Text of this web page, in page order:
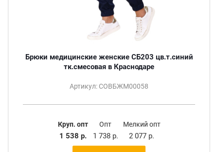
Брюки медицинские женские СБ203 цв.т.синий
тк.смесовая в Краснодаре
Артикул: СОВБЖМ00058
Круп. опт
1 538 р.
Опт
1 738 р.
Мелкий опт
2 077 р.